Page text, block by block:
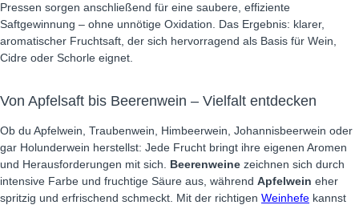
Pressen sorgen anschließend für eine saubere, effiziente
Saftgewinnung – ohne unnötige Oxidation. Das Ergebnis: klarer,
aromatischer Fruchtsaft, der sich hervorragend als Basis für Wein,
Cidre oder Schorle eignet.
Von Apfelsaft bis Beerenwein – Vielfalt entdecken
Ob du Apfelwein, Traubenwein, Himbeerwein, Johannisbeerwein oder
gar Holunderwein herstellst: Jede Frucht bringt ihre eigenen Aromen
und Herausforderungen mit sich. Beerenweine zeichnen sich durch
intensive Farbe und fruchtige Säure aus, während Apfelwein eher
spritzig und erfrischend schmeckt. Mit der richtigen Weinhefe kannst